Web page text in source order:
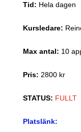
Tid: Hela dagen
Kursledare:
Max antal: 10
Pris: 2800 kr
STATUS: FULLT
Platslänk: